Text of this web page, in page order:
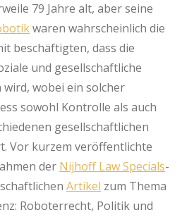
79 Jahre alt, aber seine
waren wahrscheinlich die
beschäftigten, dass die
und gesellschaftliche
wird, wobei ein solcher
sowohl Kontrolle als auch
gesellschaftlichen
Vor kurzem veröffentlichte
der Nijhoff Law Specials-
Artikel zum Thema
Roboterrecht, Politik und